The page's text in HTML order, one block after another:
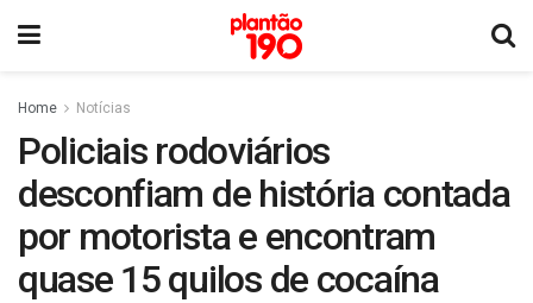
Home Notícias
Policiais rodoviários
desconfiam de história contada
por motorista e encontram
quase 15 quilos de cocaína